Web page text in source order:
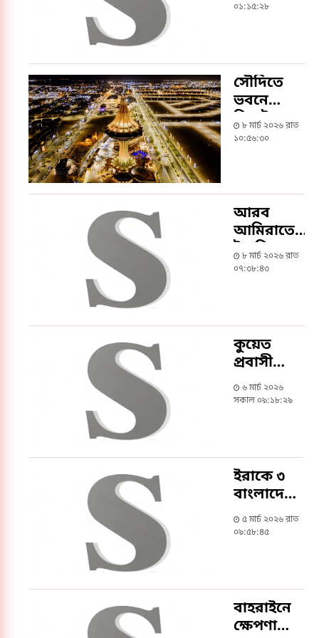
হামলায়
০১:১৫:২৮
সৌদিতে
ভবনে
মিসাইলের
আঘাত,
৮ মার্চ ২০২৬ রাত
১০:৫৬:৩০
আরব
আমিরাতে
ইরানি
হামলায়
৮ মার্চ ২০২৬ রাত
০৭:৩৮:৪৩
কুয়েত
প্রবাসীদের
৩ মাস
ছুটির
৬ মার্চ ২০২৬
সকাল ০৯:১৮:২৯
ইরাকে ৩
বাংলাদেশির
মৃত্যু
৫ মার্চ ২০২৬ রাত
০৯:৫৮:৪৫
বাহরাইনে
ক্ষেপণাস্ত্র